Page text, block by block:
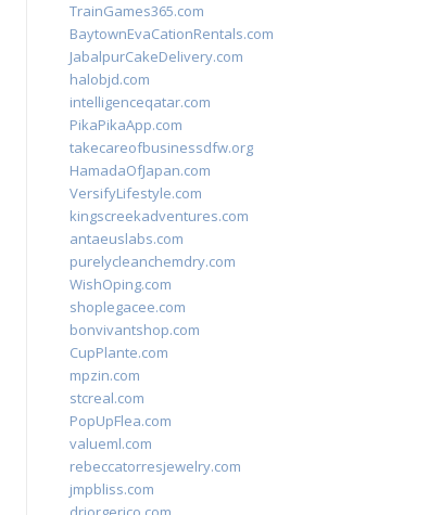
TrainGames365.com
BaytownEvaCationRentals.com
JabalpurCakeDelivery.com
halobjd.com
intelligenceqatar.com
PikaPikaApp.com
takecareofbusinessdfw.org
HamadaOfJapan.com
VersifyLifestyle.com
kingscreekadventures.com
antaeuslabs.com
purelycleanchemdry.com
WishOping.com
shoplegacee.com
bonvivantshop.com
CupPlante.com
mpzin.com
stcreal.com
PopUpFlea.com
valueml.com
rebeccatorresjewelry.com
jmpbliss.com